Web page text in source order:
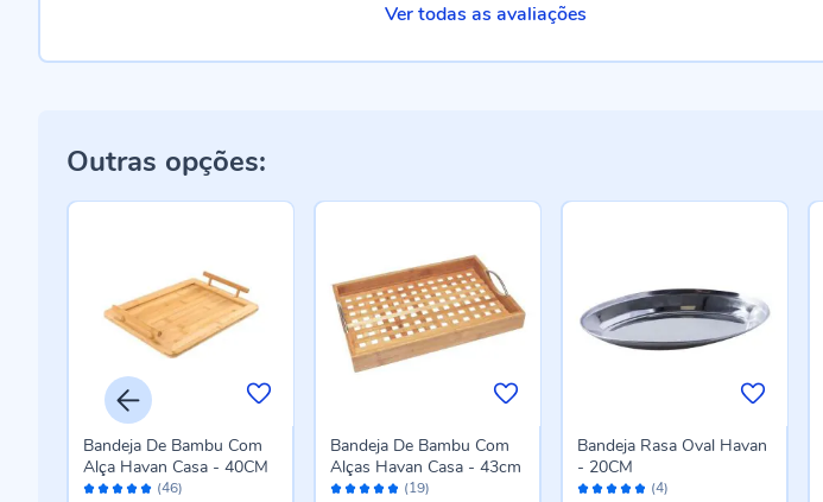
Ver todas as avaliações
Outras opções:
Avaliação: (46)
Bandeja De Bambu Com
Alça Havan Casa - 40CM
Avaliação: (19)
Bandeja De Bambu Com
Alças Havan Casa - 43cm
Avaliação: (4)
Bandeja Rasa Oval Havan
- 20CM